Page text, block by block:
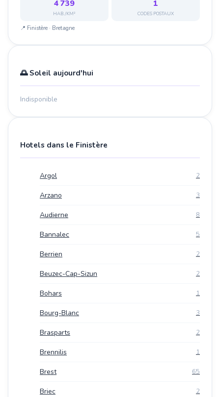
4 739
HAB./KM²
1
CODES POSTAUX
📍 Finistère · Bretagne
🌅 Soleil aujourd'hui
Indisponible
Hotels dans le Finistère
Argol 2
Arzano 3
Audierne 8
Bannalec 5
Berrien 2
Beuzec-Cap-Sizun 2
Bohars 1
Bourg-Blanc 3
Brasparts 2
Brennilis 1
Brest 65
Briec 2